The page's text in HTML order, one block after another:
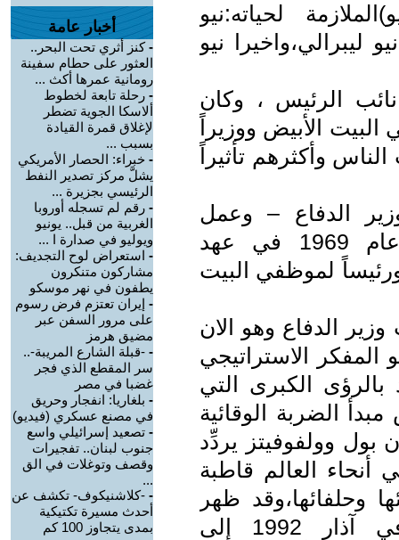
لحياته:نيو
ليبرالي،واخيرا نيو
الرئيس ، وكان
الأبيض ووزيراً
وأكثرهم تأثيراً
الدفاع – وعمل
مديراً لمكتب الفرص الاقتصادية عام 1969 في عهد
لموظفي البيت
الدفاع وهو الان
الاستراتيجي
الكبرى التي
الضربة الوقائية
بول وولفوفيتز يردِّد
العالم قاطبة
وحلفائها،وقد ظهر
هذا الكلام في وثيقة تسرَّبت في آذار 1992 إلى
أخبار عامة
-كنز أثري تحت البحر..
العثور على حطام سفينة
رومانية عمرها أكث ...
- رحلة تابعة لخطوط
ألاسكا الجوية تضطر
لإغلاق قمرة القيادة
بسبب ...
- خبراء: الحصار الأمريكي
يشلَّ مركز تصدير النفط
الرئيسي بجزيرة ...
- رقم لم تسجله أوروبا
الغربية من قبل.. يونيو
ويوليو في صدارة ا ...
- استعراض لوح التجديف:
مشاركون متنكرون
يطفون في نهر موسكو
- إيران تعتزم فرض رسوم
على مرور السفن عبر
مضيق هرمز
- -قبلة الشارع المريبة-..
سر المقطع الذي فجر
غضبا في مصر
- بلغاريا: انفجار وحريق
في مصنع عسكري (فيديو)
- تصعيد إسرائيلي واسع
جنوب لبنان.. تفجيرات
وقصف وتوغلات في الق
...
- -كلاشنيكوف- تكشف عن
أحدث مسيرة تكتيكية
بمدى يتجاوز 100 كم